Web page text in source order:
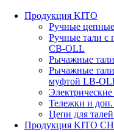
Продукция KITO
Ручные
Ручные тали с
СВ-OLL
Рычажные
Рычажные тали
муфтой LB-
Тележки и
Цепи для
Продукция KITO